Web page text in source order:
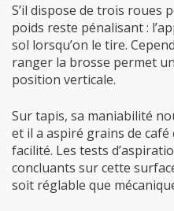
S’il dispose de trois roues
poids reste pénalisant :
sol lorsqu’on le tire.
ranger la brosse permet
position verticale.
Sur tapis, sa maniabilité
et il a aspiré grains de
facilité. Les tests
concluants sur cette
soit réglable que